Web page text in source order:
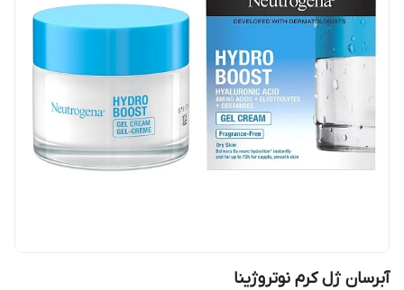
آبرسان ژل کرم نوتروژینا